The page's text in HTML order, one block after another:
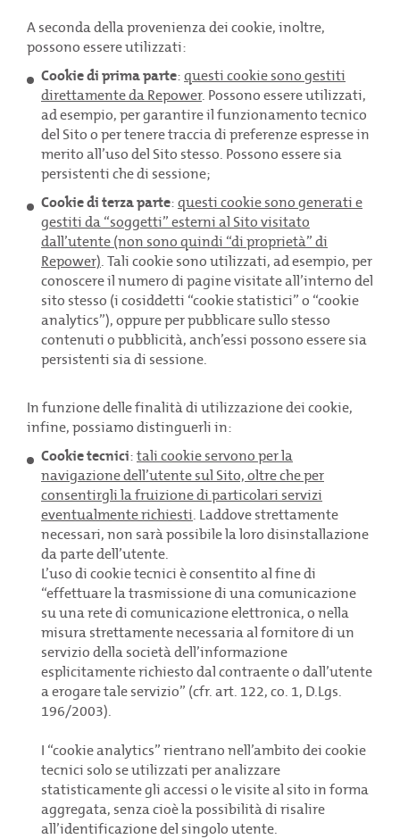
La nuova fornitura che ti semplifica la vita:
100% online
È una nuova soluzione per energia elettrica e gas, pensata
appositamente per la tua attività. Una tariffa flat senza costi
extra, per offrirti il massimo della semplicità e della
trasparenza.
Semplice da scegliere, semplice da gestire.
SCOPRI COME FUNZIONA
GUARDA LO SPOT
La difficoltà di gestire l’energia
Le tariffe tradizionali rendono difficile la gestione
dell’energia: i consumi variano durante l’anno e con loro i
costi, ma non sempre è possibile prevedere i picchi di
A seconda della provenienza dei cookie, inoltre,
possono essere utilizzati:
Cookie di prima parte:questi cookie sono gestiti
direttamente da Repower. Possono essere utilizzati,
ad esempio, per garantire il funzionamento tecnico
del Sito o per tenere traccia di preferenze espresse in
merito all’uso del Sito stesso. Possono essere sia
persistenti che di sessione;
Cookie di terza parte:questi cookie sono generati e
gestiti da “soggetti” esterni al Sito visitato
dall’utente (non sono quindi “di proprietà” di
Repower). Tali cookie sono utilizzati, ad esempio, per
conoscere il numero di pagine visitate all’interno del
sito stesso (i cosiddetti “cookie statistici” o “cookie
analytics”), oppure per pubblicare sullo stesso
contenuti o pubblicità, anch’essi possono essere sia
persistenti sia di sessione.
In funzione delle finalità di utilizzazione dei cookie,
infine, possiamo distinguerli in:
Cookie tecnici:tali cookie servono per la
navigazione dell’utente sul Sito, oltre che per
consentirgli la fruizione di particolari servizi
eventualmente richiesti. Laddove strettamente
necessari, non sarà possibile la loro disinstallazione
da parte dell’utente.
L’uso di cookie tecnici è consentito al fine di
“effettuare la trasmissione di una comunicazione
su una rete di comunicazione elettronica, o nella
misura strettamente necessaria al fornitore di un
servizio della società dell’informazione
esplicitamente richiesto dal contraente o dall’utente
a erogare tale servizio” (cfr. art. 122, co. 1, D.Lgs.
196/2003).
I “cookie analytics” rientrano nell’ambito dei cookie
tecnici solo se utilizzati per analizzare
statisticamente gli accessi o le visite al sito in forma
aggregata, senza cioè la possibilità di risalire
all’identificazione del singolo utente.